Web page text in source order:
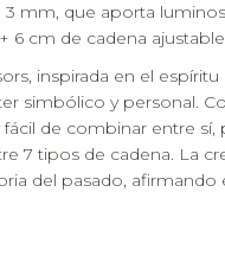
mm, que aporta
6 cm de cadena
inspirada en el
simbólico y personal.
de combinar entre
7 tipos de cadena. La
del pasado,